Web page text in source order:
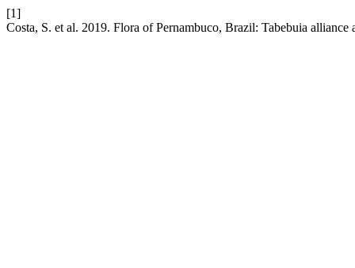
[1]
Costa, S. et al. 2019. Flora of Pernambuco, Brazil: Tabebuia alliance